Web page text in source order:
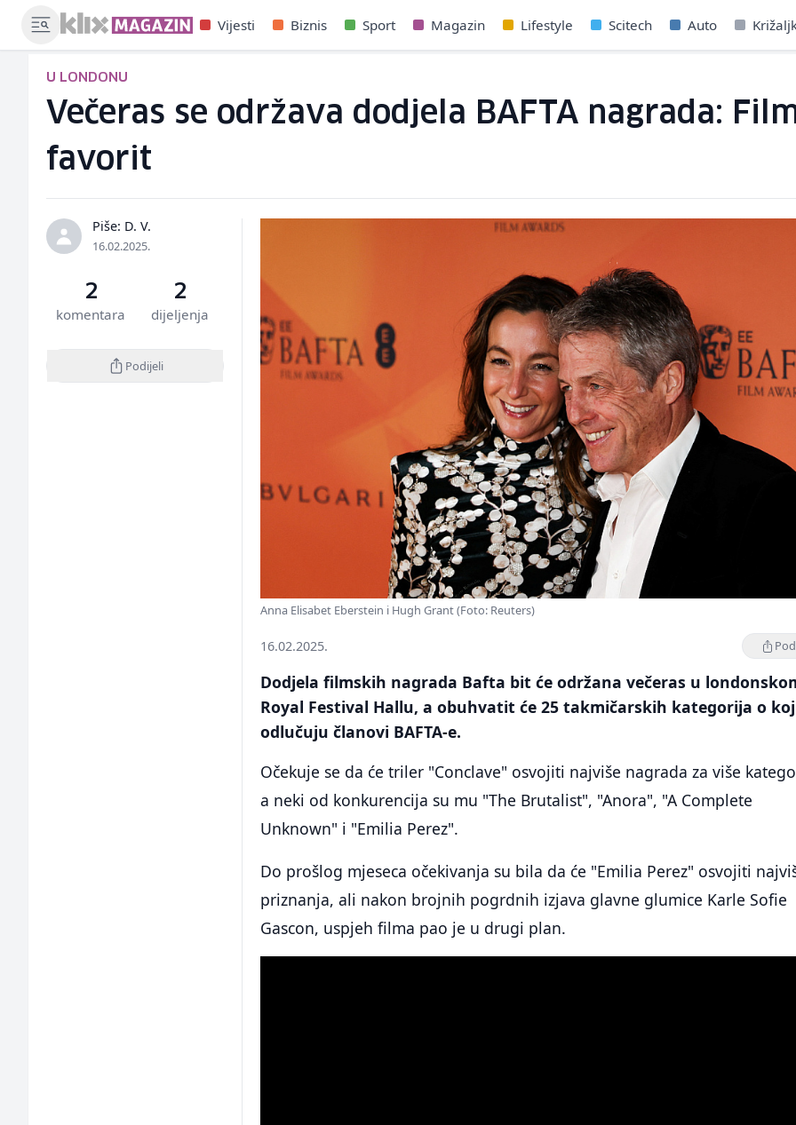
Vijesti Biznis Sport Magazin Lifestyle Scitech Auto
U LONDONU
Večeras se održava dodjela BAFTA nagrada:
favorit
Piše: D. V.
16.02.2025.
2
komentara
2
dijeljenja
Podijeli
Anna Elisabet Eberstein i Hugh Grant (Foto: Reuters)
16.02.2025.
Dodjela filmskih nagrada Bafta bit će održana večeras u
Royal Festival Hallu, a obuhvatit će 25 takmičarskih kategorija o
odlučuju članovi BAFTA-e.
Očekuje se da će triler "Conclave" osvojiti najviše nagrada za više
a neki od konkurencija su mu "The Brutalist", "Anora", "A Complete
Unknown" i "Emilia Perez".
Do prošlog mjeseca očekivanja su bila da će "Emilia Perez" osvojiti
priznanja, ali nakon brojnih pogrdnih izjava glavne glumice Karle Sofie
Gascon, uspjeh filma pao je u drugi plan.